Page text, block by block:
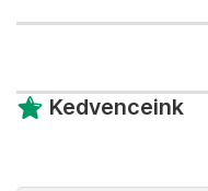
Kedvenceink